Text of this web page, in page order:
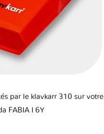
par le klavkarr 310 sur votre
FABIA I 6Y